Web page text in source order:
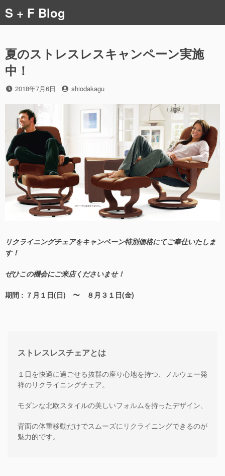
ン
テ
ツ
へ
ス
プ
S + F Blog
夏のストレスレスキャンペーン実施
中！
投
2018年7月6日
投
shiodakagu
リクライニングチェアをキャンペーン特別価格にてご奉仕いたしま
す！
ぜひこの機会にご来店くださいませ！
期間 : ７月１日(日) 〜 ８月３１日(金)
ストレスレスチェアとは
１日を快適に過ごせる抜群の座り心地を持つ、ノルウェー発
祥のリクライニングチェア。
モダンな北欧スタイルの美しいフォルムを持ったデザイン、
背面の体重移動だけでスムーズにリクライニングできるのが
魅力的です。